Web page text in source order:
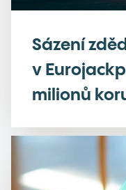
Sázení
v
milionů